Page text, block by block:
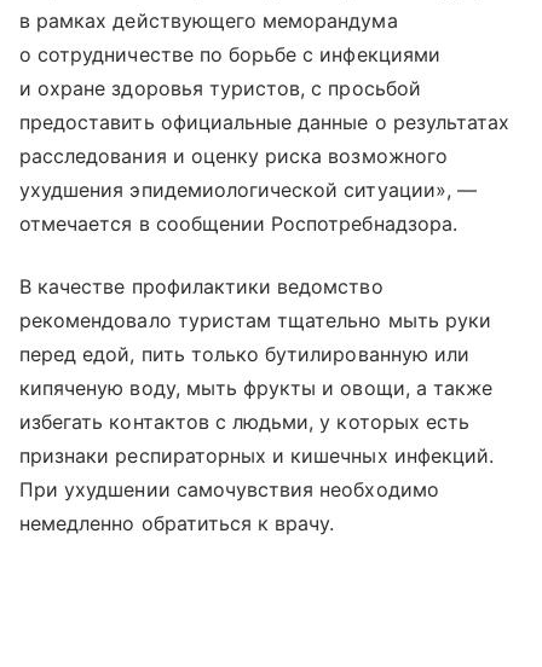
в рамках действующего меморандума
о сотрудничестве по борьбе с инфекциями
и охране здоровья туристов, с просьбой
предоставить официальные данные о результатах
расследования и оценку риска возможного
ухудшения эпидемиологической ситуации», —
отмечается в сообщении Роспотребнадзора.
В качестве профилактики ведомство
рекомендовало туристам тщательно мыть руки
перед едой, пить только бутилированную или
кипяченую воду, мыть фрукты и овощи, а также
избегать контактов с людьми, у которых есть
признаки респираторных и кишечных инфекций.
При ухудшении самочувствия необходимо
немедленно обратиться к врачу.